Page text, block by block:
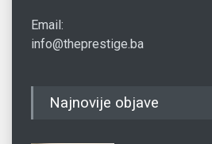
Email:
info@theprestige.ba
Najnovije objave